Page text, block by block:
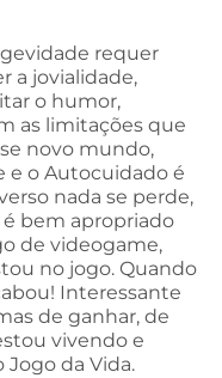
requer
a jovialidade,
o humor,
as limitações que
novo mundo,
e o Autocuidado é
nada se perde,
é bem apropriado
de videogame,
no jogo. Quando
Interessante
de ganhar, de
vivendo e
da Vida.